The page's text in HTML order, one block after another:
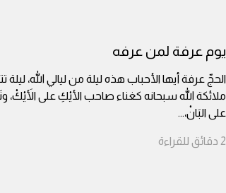
يوم عرفة لمن عرفه
الحجّ عرفة أيها الأحباب هذه ليلة من ليالي الله، ليلة
ملائكة الله سبحانه كغناء صاحب الأيْكِ على الأَيْكْ،
على البَانْ،...
2 دقائق للقراءة